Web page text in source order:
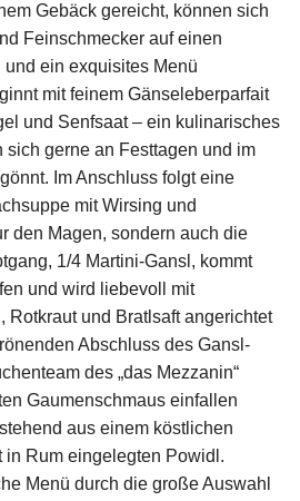
Gebäck gereicht, können sich
Feinschmecker auf einen
ein exquisites Menü
mit feinem Gänseleberparfait
und Senfsaat – ein kulinarisches
sich gerne an Festtagen und im
Im Anschluss folgt eine
mit Wirsing und
den Magen, sondern auch die
1/4 Martini-Gansl, kommt
und wird liebevoll mit
Rotkraut und Bratlsaft angerichtet
Abschluss des Gansl-
des „das Mezzanin“
Gaumenschmaus einfallen
aus einem köstlichen
in Rum eingelegten Powidl.
Menü durch die große Auswahl